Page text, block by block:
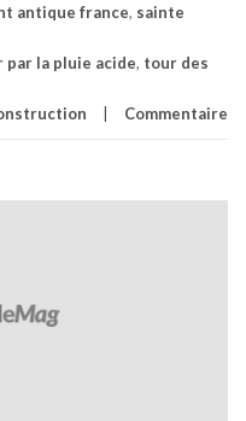
antique france, sainte
la pluie acide, tour des
Commentaire